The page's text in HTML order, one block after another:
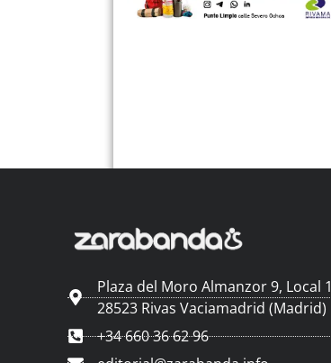
Plaza del Moro Almanzor 9, Local 1
28523 Rivas Vaciamadrid (Madrid)
+34 660 36 62 96